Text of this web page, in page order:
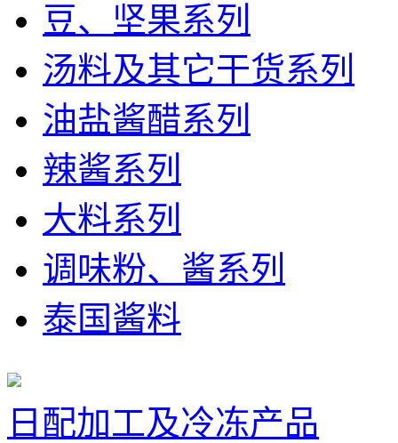
豆、坚果系列
汤料及其它干货系列
油盐酱醋系列
辣酱系列
大料系列
调味粉、酱系列
泰国酱料
日配加工及冷冻产品